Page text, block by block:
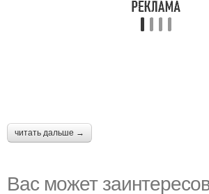
читать дальше →
Вас может